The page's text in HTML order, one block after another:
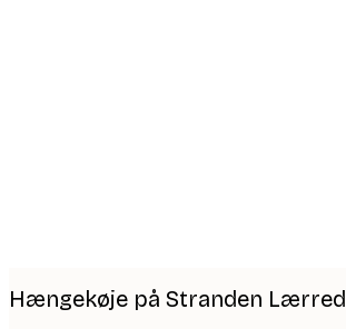
Hængekøje på Stranden Lærred